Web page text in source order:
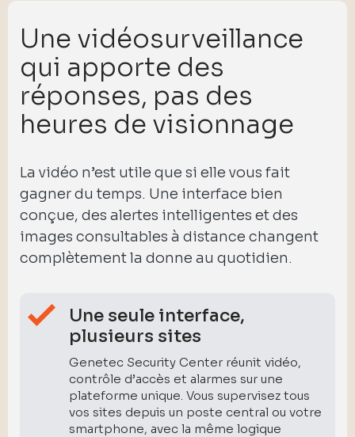
Une vidéosurveillance
qui apporte des
réponses, pas des
heures de visionnage
La vidéo n’est utile que si elle vous fait
gagner du temps. Une interface bien
conçue, des alertes intelligentes et des
images consultables à distance changent
complètement la donne au quotidien.
Une seule interface,
plusieurs sites
Genetec Security Center réunit vidéo,
contrôle d’accès et alarmes sur une
plateforme unique. Vous supervisez tous
vos sites depuis un poste central ou votre
smartphone, avec la même logique